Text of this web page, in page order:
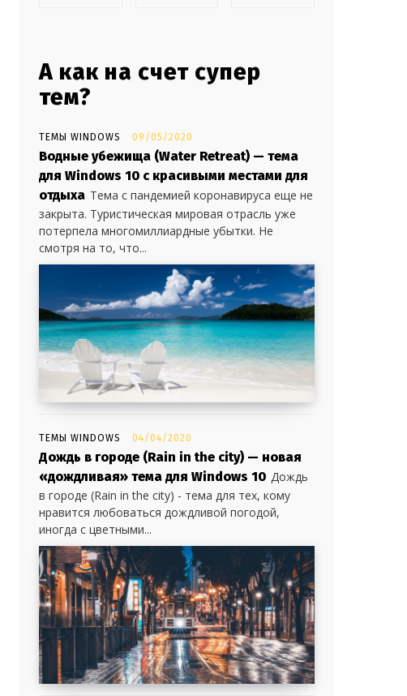
А как на счет супер
тем?
ТЕМЫ WINDOWS 09/05/2020
Водные убежища (Water Retreat) — тема
для Windows 10 с красивыми местами для
отдыха Тема с пандемией коронавируса еще не
закрыта. Туристическая мировая отрасль уже
потерпела многомиллиардные убытки. Не
смотря на то, что...
ТЕМЫ WINDOWS 04/04/2020
Дождь в городе (Rain in the city) — новая
«дождливая» тема для Windows 10 Дождь
в городе (Rain in the city) - тема для тех, кому
нравится любоваться дождливой погодой,
иногда с цветными...